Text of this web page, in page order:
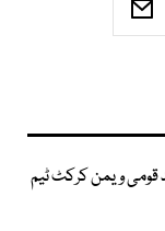
ویمن کرکٹ ٹیم